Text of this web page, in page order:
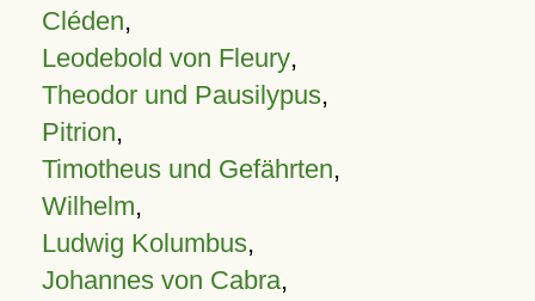
Cléden,
Leodebold von Fleury,
Theodor und Pausilypus,
Pitrion,
Timotheus und Gefährten,
Wilhelm,
Ludwig Kolumbus,
Johannes von Cabra,